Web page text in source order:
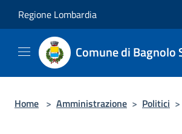
Regione Lombardia
Comune di Bagnolo
Home > Amministrazione > Politici >